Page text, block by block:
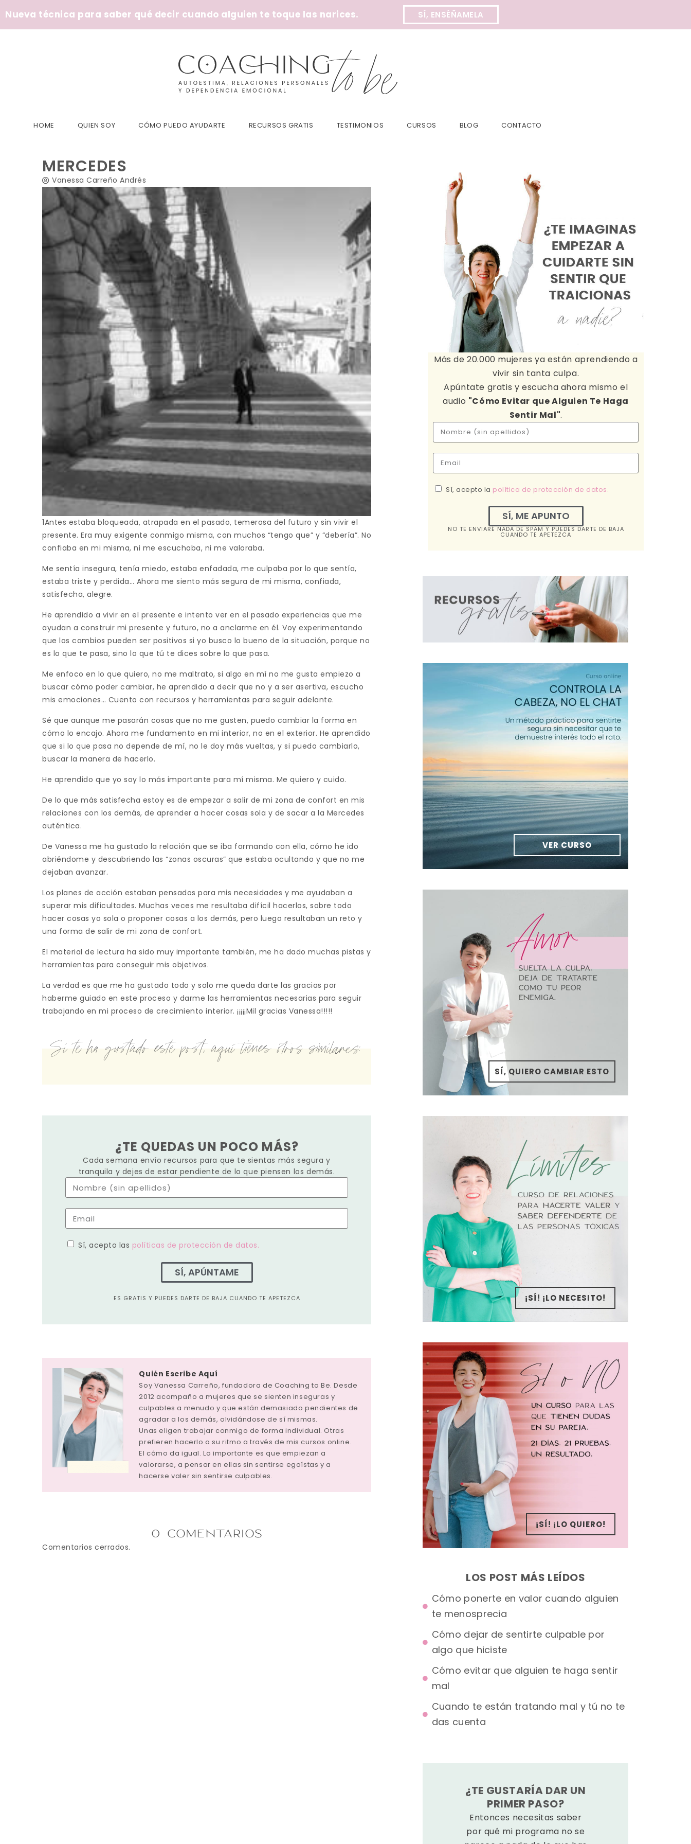
Nueva técnica para saber qué decir cuando alguien te toque las narices. SÍ, ENSÉÑAMELA
HOME QUIEN SOY CÓMO PUEDO AYUDARTE RECURSOS GRATIS TESTIMONIOS CURSOS BLOG CONTACTO
MERCEDES
Vanessa Carreño Andrés
1Antes estaba bloqueada, atrapada en el pasado, temerosa del futuro y sin vivir el
presente. Era muy exigente conmigo misma, con muchos “tengo que” y “debería”. No
confiaba en mi misma, ni me escuchaba, ni me valoraba.
Me sentía insegura, tenía miedo, estaba enfadada, me culpaba por lo que sentía,
estaba triste y perdida… Ahora me siento más segura de mi misma, confiada,
satisfecha, alegre.
He aprendido a vivir en el presente e intento ver en el pasado experiencias que me
ayudan a construir mi presente y futuro, no a anclarme en él. Voy experimentando
que los cambios pueden ser positivos si yo busco lo bueno de la situación, porque no
es lo que te pasa, sino lo que tú te dices sobre lo que pasa.
Me enfoco en lo que quiero, no me maltrato, si algo en mí no me gusta empiezo a
buscar cómo poder cambiar, he aprendido a decir que no y a ser asertiva, escucho
mis emociones… Cuento con recursos y herramientas para seguir adelante.
Sé que aunque me pasarán cosas que no me gusten, puedo cambiar la forma en
cómo lo encajo. Ahora me fundamento en mi interior, no en el exterior. He aprendido
que si lo que pasa no depende de mí, no le doy más vueltas, y si puedo cambiarlo,
buscar la manera de hacerlo.
He aprendido que yo soy lo más importante para mí misma. Me quiero y cuido.
De lo que más satisfecha estoy es de empezar a salir de mi zona de confort en mis
relaciones con los demás, de aprender a hacer cosas sola y de sacar a la Mercedes
auténtica.
De Vanessa me ha gustado la relación que se iba formando con ella, cómo he ido
abriéndome y descubriendo las “zonas oscuras” que estaba ocultando y que no me
dejaban avanzar.
Los planes de acción estaban pensados para mis necesidades y me ayudaban a
superar mis dificultades. Muchas veces me resultaba difícil hacerlos, sobre todo
hacer cosas yo sola o proponer cosas a los demás, pero luego resultaban un reto y
una forma de salir de mi zona de confort.
El material de lectura ha sido muy importante también, me ha dado muchas pistas y
herramientas para conseguir mis objetivos.
La verdad es que me ha gustado todo y solo me queda darte las gracias por
haberme guiado en este proceso y darme las herramientas necesarias para seguir
trabajando en mi proceso de crecimiento interior. ¡¡¡¡¡Mil gracias Vanessa!!!!!
Si te ha gustado este post, aquí tienes otros similares:
¿TE QUEDAS UN POCO MÁS?
Cada semana envío recursos para que te sientas más segura y
tranquila y dejes de estar pendiente de lo que piensen los demás.
Sí, acepto las políticas de protección de datos.
SÍ, APÚNTAME
ES GRATIS Y PUEDES DARTE DE BAJA CUANDO TE APETEZCA
Quién Escribe Aquí
Soy Vanessa Carreño, fundadora de Coaching to Be. Desde
2012 acompaño a mujeres que se sienten inseguras y
culpables a menudo y que están demasiado pendientes de
agradar a los demás, olvidándose de sí mismas.
Unas eligen trabajar conmigo de forma individual. Otras
prefieren hacerlo a su ritmo a través de mis cursos online.
El cómo da igual. Lo importante es que empiezan a
valorarse, a pensar en ellas sin sentirse egoístas y a
hacerse valer sin sentirse culpables.
0 COMENTARIOS
Comentarios cerrados.
Más de 20.000 mujeres ya están aprendiendo a
vivir sin tanta culpa.
Apúntate gratis y escucha ahora mismo el
audio "Cómo Evitar que Alguien Te Haga
Sentir Mal".
Sí, acepto la política de protección de datos.
SÍ, ME APUNTO
NO TE ENVIARÉ NADA DE SPAM Y PUEDES DARTE DE BAJA
CUANDO TE APETEZCA
VER CURSO
SÍ, QUIERO CAMBIAR ESTO
¡SÍ! ¡LO NECESITO!
¡SÍ! ¡LO QUIERO!
LOS POST MÁS LEÍDOS
Cómo ponerte en valor cuando alguien
te menosprecia
Cómo dejar de sentirte culpable por
algo que hiciste
Cómo evitar que alguien te haga sentir
mal
Cuando te están tratando mal y tú no te
das cuenta
¿TE GUSTARÍA DAR UN
PRIMER PASO?
Entonces necesitas saber
por qué mi programa no se